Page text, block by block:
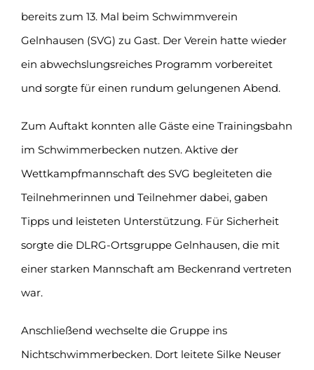
bereits zum 13. Mal beim Schwimmverein
Gelnhausen (SVG) zu Gast. Der Verein hatte wieder
ein abwechslungsreiches Programm vorbereitet
und sorgte für einen rundum gelungenen Abend.
Zum Auftakt konnten alle Gäste eine Trainingsbahn
im Schwimmerbecken nutzen. Aktive der
Wettkampfmannschaft des SVG begleiteten die
Teilnehmerinnen und Teilnehmer dabei, gaben
Tipps und leisteten Unterstützung. Für Sicherheit
sorgte die DLRG-Ortsgruppe Gelnhausen, die mit
einer starken Mannschaft am Beckenrand vertreten
war.
Anschließend wechselte die Gruppe ins
Nichtschwimmerbecken. Dort leitete Silke Neuser